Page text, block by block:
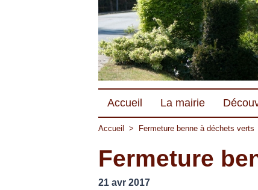
Accueil La mairie
Accueil > Fermeture benne à déchets verts
Fermeture
21 avr 2017